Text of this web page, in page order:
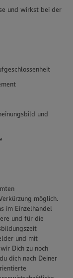
und wirkst bei der
und
möglich.
im Einzelhandel
und für die
und mit
Dich zu noch
dich nach Deiner